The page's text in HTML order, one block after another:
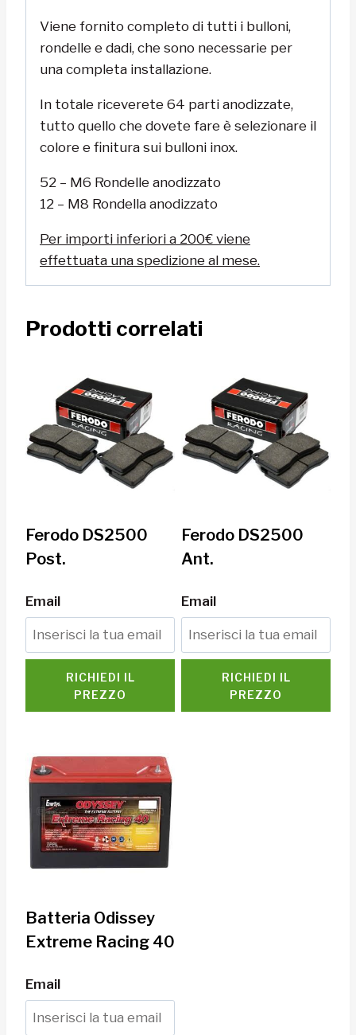
Viene fornito completo di tutti i bulloni,
rondelle e dadi, che sono necessarie per
una completa installazione.
In totale riceverete 64 parti anodizzate,
tutto quello che dovete fare è selezionare il
colore e finitura sui bulloni inox.
52 – M6 Rondelle anodizzato
12 – M8 Rondella anodizzato
Per importi inferiori a 200€ viene
effettuata una spedizione al mese.
Prodotti correlati
Ferodo DS2500
Post.
Email
RICHIEDI IL
PREZZO
Ferodo DS2500
Ant.
Email
RICHIEDI IL
PREZZO
Batteria Odissey
Extreme Racing 40
Email